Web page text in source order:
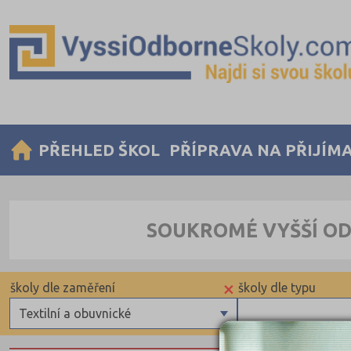
PŘEHLED ŠKOL PŘÍPRAVA NA
SOUKROMÉ VYŠŠÍ
školy dle typu
×
Textilní a obuvnické
školy dle zaměření